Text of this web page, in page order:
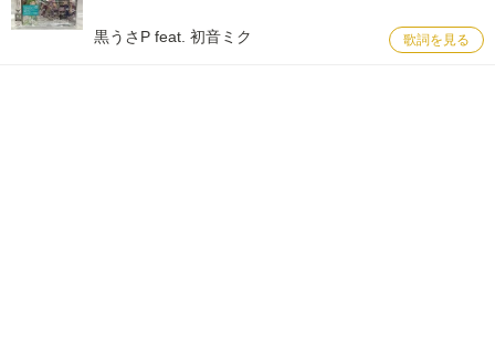
黒うさP feat. 初音ミク 歌詞を見る